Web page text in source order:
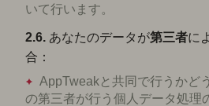
いて行います。
2.6. あなたのデータが第三者に
合：
AppTweakと共同で行うかど
の第三者が行う個人データ処理